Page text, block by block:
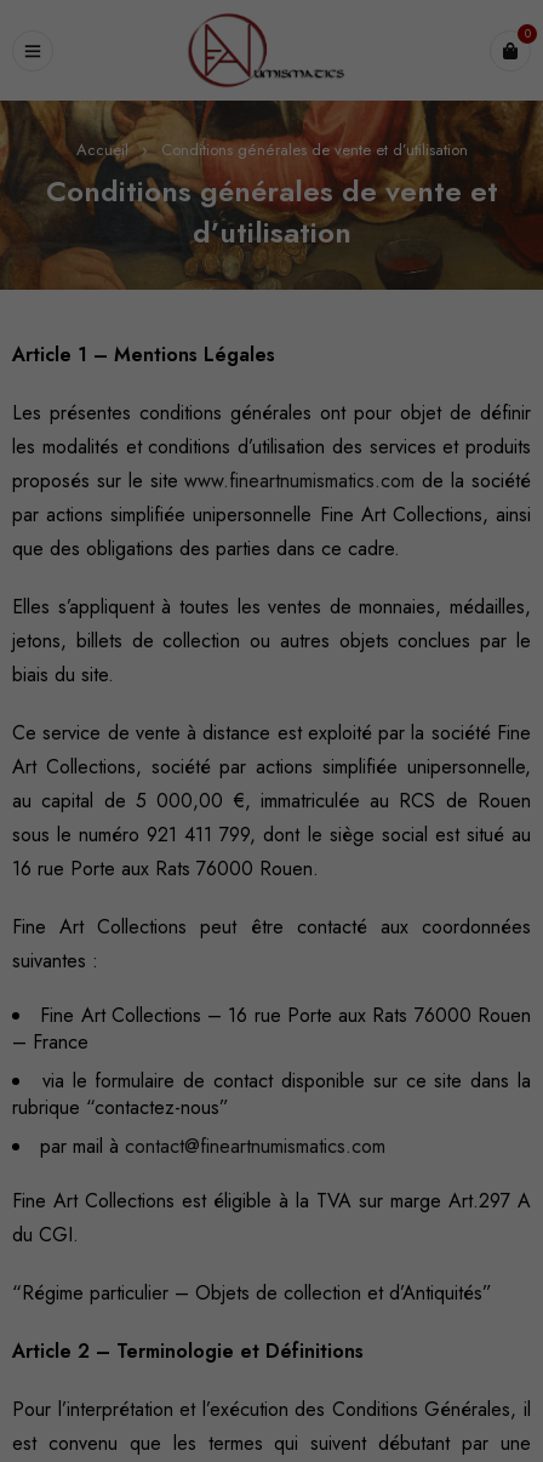
0
Accueil › Conditions générales de vente et d’utilisation
Conditions générales de vente et
d’utilisation
Article 1 – Mentions Légales
Les présentes conditions générales ont pour objet de définir
les modalités et conditions d’utilisation des services et produits
proposés sur le sitewww.fineartnumismatics.com de la société
par actions simplifiée unipersonnelle Fine Art Collections, ainsi
que des obligations des parties dans ce cadre.
Elles s’appliquent à toutes les ventes de monnaies, médailles,
jetons, billets de collection ou autres objets conclues par le
biais du site.
Ce service de vente à distance est exploité par la société Fine
Art Collections, société par actions simplifiée unipersonnelle,
au capital de 5 000,00 €, immatriculée au RCS de Rouen
sous le numéro 921 411 799, dont le siège social est situé au
16 rue Porte aux Rats 76000 Rouen.
Fine Art Collections peut être contacté aux coordonnées
suivantes :
Fine Art Collections – 16 rue Porte aux Rats 76000 Rouen
– France
via le formulaire de contact disponible sur ce site dans la
rubrique “contactez-nous”
par mail à contact@fineartnumismatics.com
Fine Art Collections est éligible à la TVA sur marge Art.297 A
du CGI.
“Régime particulier – Objets de collection et d’Antiquités”
Article 2 – Terminologie et Définitions
Pour l’interprétation et l’exécution des Conditions Générales, il
est convenu que les termes qui suivent débutant par une